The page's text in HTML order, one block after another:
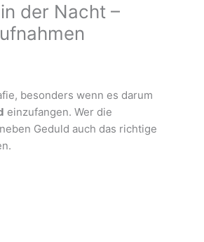
der Nacht –
besonders wenn es darum
einzufangen. Wer die
Geduld auch das richtige